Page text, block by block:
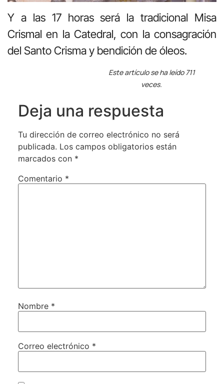
Y a las 17 horas será la tradicional Misa
Crismal en la Catedral, con la consagración
del Santo Crisma y bendición de óleos.
Este artículo se ha leído 711
veces.
Deja una respuesta
Tu dirección de correo electrónico no será
publicada. Los campos obligatorios están
marcados con *
Comentario *
Nombre *
Correo electrónico *